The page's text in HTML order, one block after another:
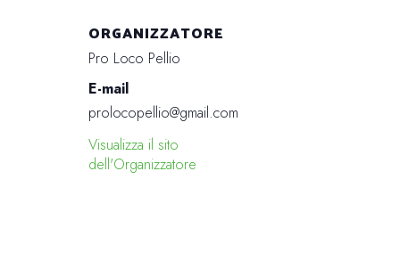
ORGANIZZATORE
Pro Loco Pellio
E-mail
prolocopellio@gmail.com
Visualizza il sito
dell'Organizzatore